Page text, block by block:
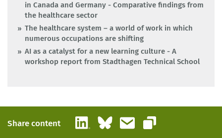
in Canada and Germany - Comparative findings from
the healthcare sector
The healthcare system – a world of work in which
numerous occupations are shifting
AI as a catalyst for a new learning culture - A
workshop report from Stadthagen Technical School
Share content LinkedInBlueskyEmail
Copy link